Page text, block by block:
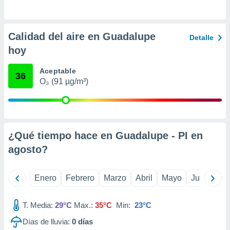
datos
en
en
de
o acceder
datos
Calidad del aire en Guadalupe
hoy
Detalle
36 Aceptable
O₃ (91 µg/m³)
¿Qué tiempo hace en Guadalupe - PI en
agosto?
Enero Febrero Marzo Abril Mayo Junio
T. Media: 29°C Max.: 35°C Min: 23°C
Días de lluvia: 0 días